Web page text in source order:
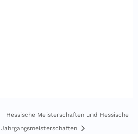
Hessische Meisterschaften und Hessische
Jahrgangsmeisterschaften